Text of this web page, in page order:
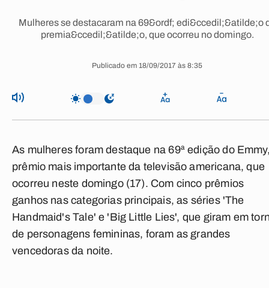
Mulheres se destacaram na 69&ordf; edi&ccedil;&atilde;o
premia&ccedil;&atilde;o, que ocorreu no domingo.
Publicado em 18/09/2017 às 8:35
As mulheres foram destaque na 69ª edição do
prêmio mais importante da televisão americana, que
ocorreu neste domingo (17). Com cinco prêmios
ganhos nas categorias principais, as séries 'The
Handmaid's Tale' e 'Big Little Lies', que giram em
de personagens femininas, foram as grandes
vencedoras da noite.